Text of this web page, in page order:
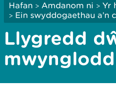
Hafan > Amdanom ni > Yr
> Ein swyddogaethau a’n
Llygredd